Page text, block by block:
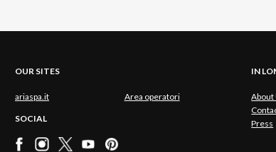
OUR SITES
ariaspa.it Area operatori
SOCIAL
IN
About
Press